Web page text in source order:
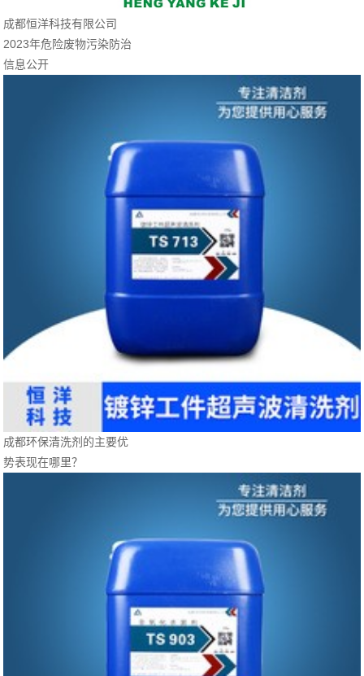
成都恒洋科技有限公司
2023年危险废物污染防治
信息公开
成都环保清洗剂的主要优
势表现在哪里？